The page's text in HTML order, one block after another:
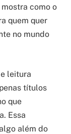
como o
quem quer
no mundo
leitura
títulos
que
Essa
além do